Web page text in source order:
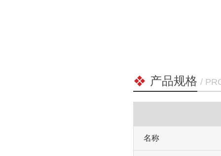
产品规格 /
名称